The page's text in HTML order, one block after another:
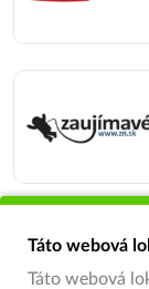
Táto webová
Táto webová